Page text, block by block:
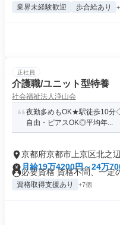
業界未経験歓迎 歩合給あり
正社員
介護職/ユニット型特養
社会福祉法人浄山会
夜勤多めもOK★駅徒歩10
自由・ピアスOK◎平均年...
京都府京都市上京区北之
月給19万4200円～24万
必要資格 資格不問、一定
資格取得支援あり +7個